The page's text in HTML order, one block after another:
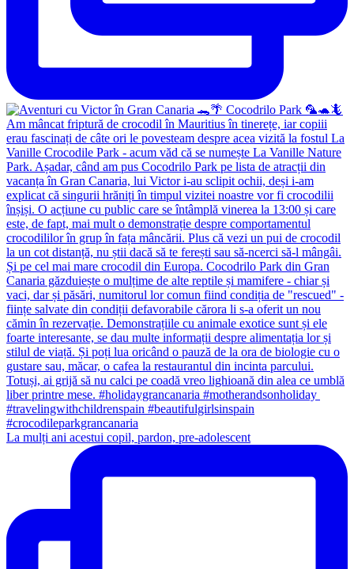
La mulți ani acestui copil, pardon, pre-adolescent